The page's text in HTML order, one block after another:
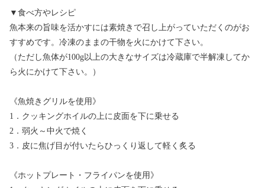
▼食べ方やレシピ
魚本来の旨味を活かすには素焼きで召し上がっていただくのがお
すすめです。冷凍のままの干物を火にかけて下さい。
（ただし魚体が100g以上の大きなサイズは冷蔵庫で半解凍してか
ら火にかけて下さい。）
《魚焼きグリルを使用》
1．クッキングホイルの上に皮面を下に乗せる
2．弱火～中火で焼く
3．皮に焦げ目が付いたらひっくり返して軽く炙る
《ホットプレート・フライパンを使用》